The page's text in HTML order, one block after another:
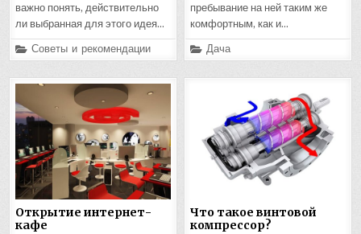
важно понять, действительно
ли выбранная для этого идея…
Posted
in
Советы и рекомендации
пребывание на ней таким же
комфортным, как и…
Posted
in
Дача
Открытие интернет-
кафе
Что такое винтовой
компрессор?